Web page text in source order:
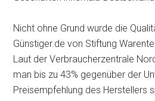
Nicht ohne Grund wurde die
Günstiger.de von Stiftung
Laut der Verbraucherzentrale
man bis zu 43% gegenüber der
Preisempfehlung des Herstellers